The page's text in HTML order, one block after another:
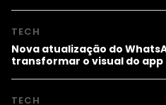
TECH
Nova atualização do
transformar o visual do app
TECH